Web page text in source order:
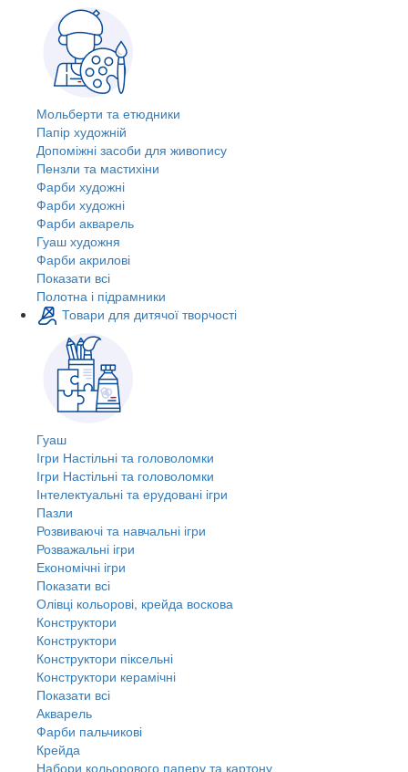
Мольберти та етюдники
Папір художній
Допоміжні засоби для живопису
Пензли та мастихіни
Фарби художні
Фарби художні
Фарби акварель
Гуаш художня
Фарби акрилові
Показати всі
Полотна і підрамники
Товари для дитячої творчості
Гуаш
Ігри Настільні та головоломки
Ігри Настільні та головоломки
Інтелектуальні та ерудовані ігри
Пазли
Розвиваючі та навчальні ігри
Розважальні ігри
Економічні ігри
Показати всі
Олівці кольорові, крейда воскова
Конструктори
Конструктори
Конструктори піксельні
Конструктори керамічні
Показати всі
Акварель
Фарби пальчикові
Крейда
Набори кольорового паперу та картону